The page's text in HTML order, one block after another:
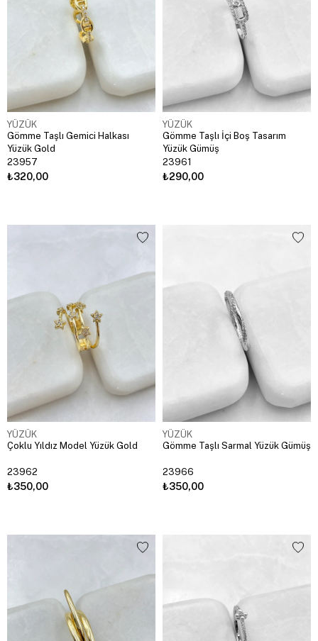
YÜZÜK
Gömme Taşlı Gemici Halkası
Yüzük Gold
23957
₺320,00
YÜZÜK
Gömme Taşlı İçi Boş Tasarım
Yüzük Gümüş
23961
₺290,00
YÜZÜK
Çoklu Yıldız Model Yüzük Gold
23962
₺350,00
YÜZÜK
Gömme Taşlı Sarmal Yüzük Gümüş
23966
₺350,00